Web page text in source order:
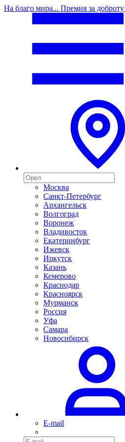
На благо мира... Премия за доброту
Москва
Санкт-Петербург
Архангельск
Волгоград
Воронеж
Владивосток
Екатеринбург
Ижевск
Иркутск
Казань
Кемерово
Краснодар
Красноярск
Мурманск
Россия
Уфа
Самара
Новосибирск
E-mail